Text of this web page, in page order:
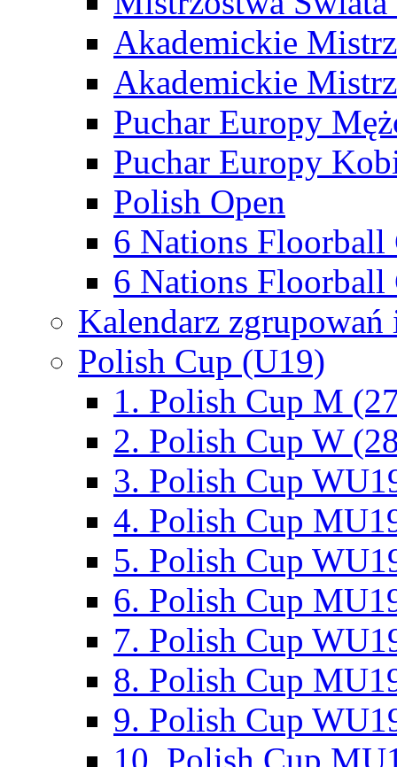
Akademickie
Akademickie
Puchar Europy
Puchar Europy
Polish Open
6 Nations Floorball
6 Nations Floorball
Kalendarz
Polish Cup (U19)
1. Polish Cup M
2. Polish Cup W
3. Polish Cup
4. Polish Cup
5. Polish Cup
6. Polish Cup
7. Polish Cup
8. Polish Cup
9. Polish Cup
10. Polish Cup